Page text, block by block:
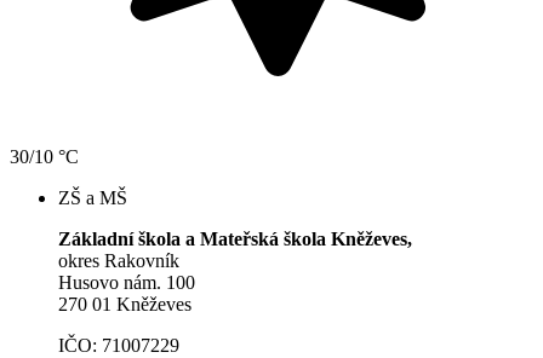
30/10 °C
ZŠ a MŠ
Základní škola a Mateřská škola Kněževes,
okres Rakovník
Husovo nám. 100
270 01 Kněževes
IČO: 71007229